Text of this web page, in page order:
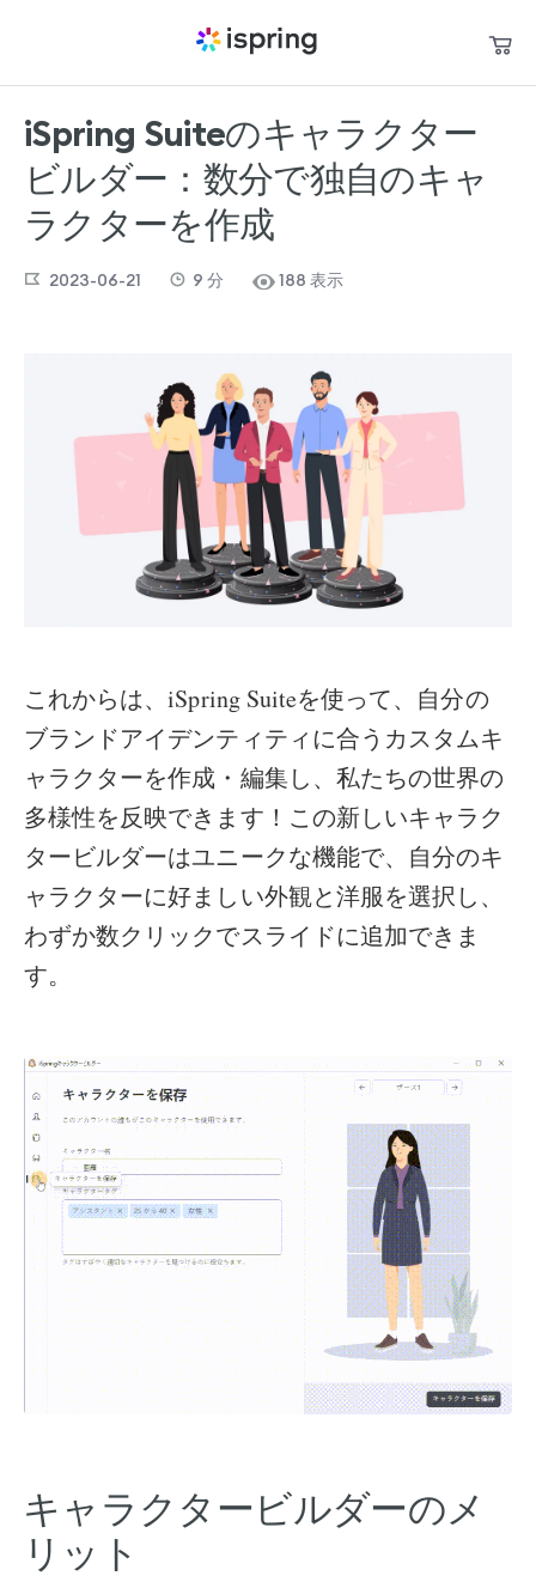
製品
パートナー
お問い合わせ
サポート
+1 800 640 0868
sales@ispring.jp
買い物かご
私のアカウント
iSpring Suiteのキャラクター
ビルダー：数分で独自のキャ
ラクターを作成
2023-06-21 9 分 188 表示
これからは、iSpring Suiteを使って、自分の
ブランドアイデンティティに合うカスタムキ
ャラクターを作成・編集し、私たちの世界の
多様性を反映できます！この新しいキャラク
タービルダーはユニークな機能で、自分のキ
ャラクターに好ましい外観と洋服を選択し、
わずか数クリックでスライドに追加できま
す。
キャラクタービルダーのメ
リット